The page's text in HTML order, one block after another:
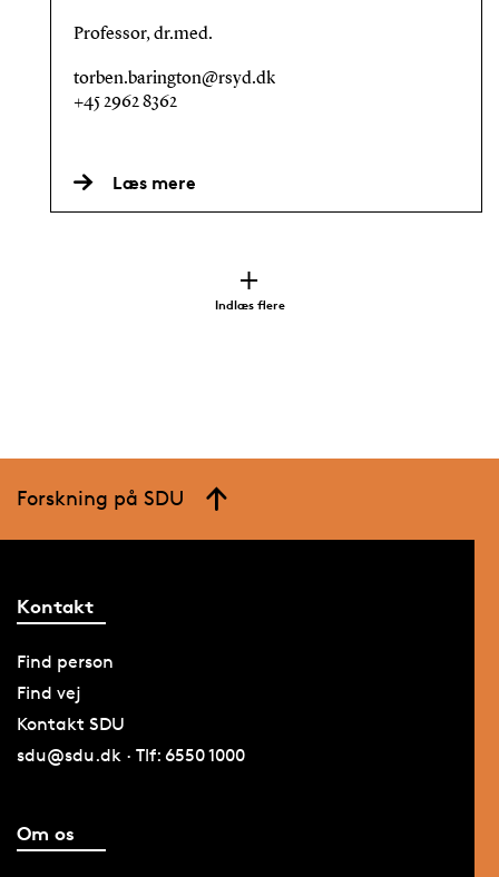
Professor, dr.med.
torben.barington@rsyd.dk
+45 2962 8362
Læs mere
Indlæs flere
Forskning på SDU
Kontakt
Find person
Find vej
Kontakt SDU
sdu@sdu.dk · Tlf: 6550 1000
Om os